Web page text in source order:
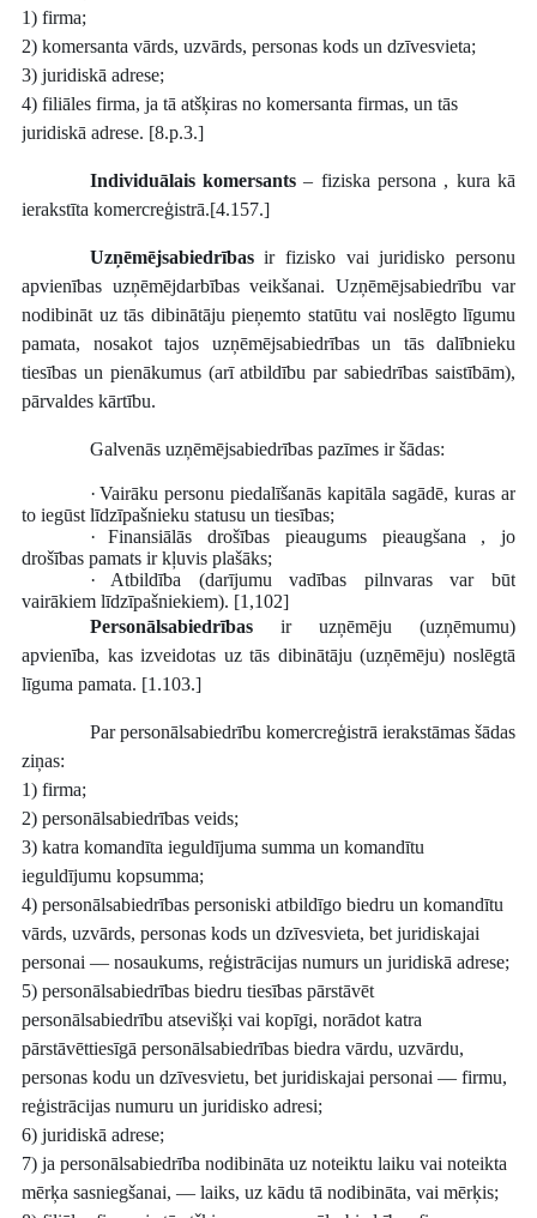
1) firma;
2) komersanta vārds, uzvārds, personas kods un dzīvesvieta;
3) juridiskā adrese;
4) filiāles firma, ja tā atšķiras no komersanta firmas, un tās
juridiskā adrese. [8.p.3.]
Individuālais komersants– fiziska persona , kura kā
ierakstīta komercreģistrā.[4.157.]
Uzņēmējsabiedrībasir fizisko vai juridisko personu
apvienības uzņēmējdarbības veikšanai. Uzņēmējsabiedrību var
nodibināt uz tās dibinātāju pieņemto statūtu vai noslēgto līgumu
pamata, nosakot tajos uzņēmējsabiedrības un tās dalībnieku
tiesības un pienākumus (arī atbildību par sabiedrības saistībām),
pārvaldes kārtību.
Galvenās uzņēmējsabiedrības pazīmes ir šādas:
· Vairāku personu piedalīšanās kapitāla sagādē, kuras ar
to iegūst līdzīpašnieku statusu un tiesības;
·
Finansiālās drošības pieaugums pieaugšana , jo
drošības pamats ir kļuvis plašāks;
·
Atbildība (darījumu vadības pilnvaras var būt
vairākiem līdzīpašniekiem). [1,102]
Personālsabiedrības ir uzņēmēju (uzņēmumu)
apvienība, kas izveidotas uz tās dibinātāju (uzņēmēju) noslēgtā
līguma pamata. [1.103.]
Par personālsabiedrību komercreģistrā ierakstāmas šādas
ziņas:
1) firma;
2) personālsabiedrības veids;
3) katra komandīta ieguldījuma summa un komandītu
ieguldījumu kopsumma;
4) personālsabiedrības personiski atbildīgo biedru un komandītu
vārds, uzvārds, personas kods un dzīvesvieta, bet juridiskajai
personai — nosaukums, reģistrācijas numurs un juridiskā adrese;
5) personālsabiedrības biedru tiesības pārstāvēt
personālsabiedrību atsevišķi vai kopīgi, norādot katra
pārstāvēttiesīgā personālsabiedrības biedra vārdu, uzvārdu,
personas kodu un dzīvesvietu, bet juridiskajai personai — firmu,
reģistrācijas numuru un juridisko adresi;
6) juridiskā adrese;
7) ja personālsabiedrība nodibināta uz noteiktu laiku vai noteikta
mērķa sasniegšanai, — laiks, uz kādu tā nodibināta, vai mērķis;